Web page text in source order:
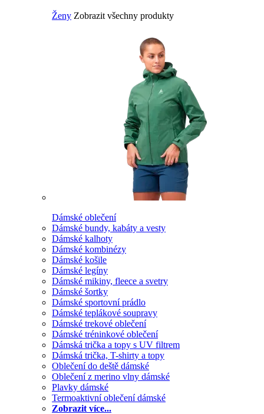
Ženy Zobrazit všechny produkty
Dámské oblečení
Dámské bundy, kabáty a vesty
Dámské kalhoty
Dámské kombinézy
Dámské košile
Dámské legíny
Dámské mikiny, fleece a svetry
Dámské šortky
Dámské sportovní prádlo
Dámské teplákové soupravy
Dámské trekové oblečení
Dámské tréninkové oblečení
Dámská trička a topy s UV filtrem
Dámská trička, T-shirty a topy
Oblečení do deště dámské
Oblečení z merino vlny dámské
Plavky dámské
Termoaktivní oblečení dámské
Zobrazit více...